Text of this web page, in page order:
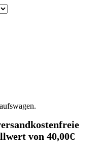
von 40,00€